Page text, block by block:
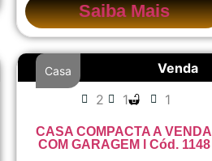
Saiba Mais
Venda
Casa
2 1 1
CASA COMPACTA A VENDA
COM GARAGEM l Cód. 1148